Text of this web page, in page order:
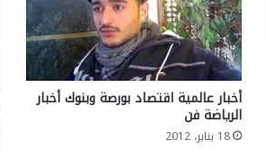
أخبار عالمية اقتصاد بورصة وبنوك أخبار
الرياضة فن
18 يناير، 2012